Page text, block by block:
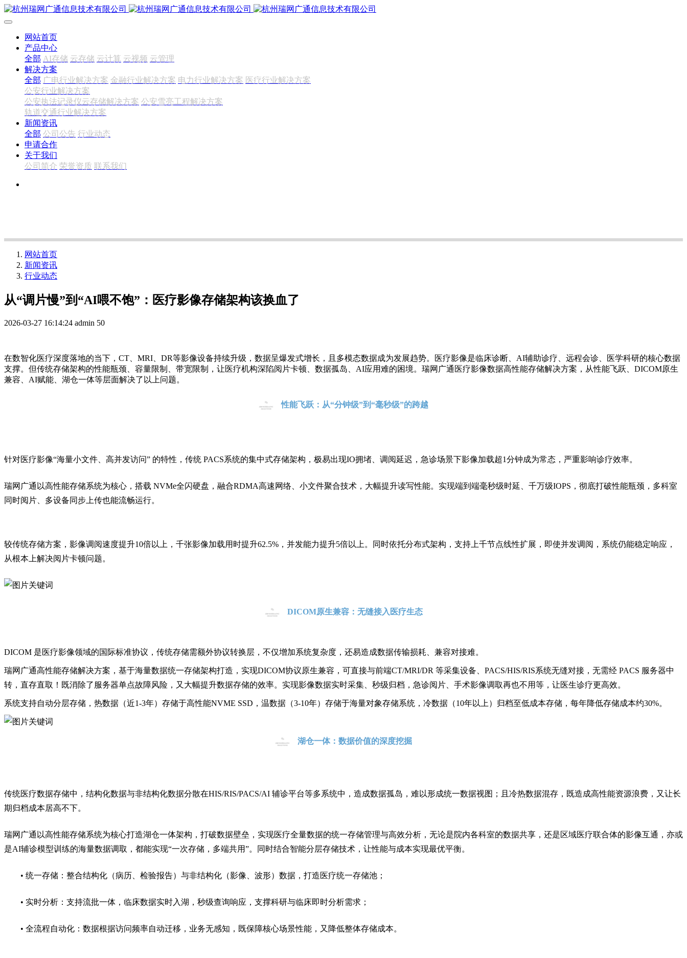
网站首页
产品中心
全部 AI存储 云存储 云计算 云视频 云管理
解决方案
全部 广电行业解决方案 金融行业解决方案 电力行业解决方案 医疗行业解决方案
公安行业解决方案
公安执法记录仪云存储解决方案 公安雪亮工程解决方案
轨道交通行业解决方案
新闻资讯
全部 公司公告 行业动态
申请合作
关于我们
公司简介 荣誉资质 联系我们
网站首页
新闻资讯
行业动态
从“调片慢”到“AI喂不饱”：医疗影像存储架构该换血了
2026-03-27 16:14:24 admin 50
在数智化医疗深度落地的当下， CT、MRI、DR等影像设备持续升级，数据呈爆发式增长 ， 且多模态数据成为发展趋势。 医疗影像是临床诊断、 AI辅助诊疗、远程会诊、医学科研的核心数据
支撑。但传统存储架构的性能瓶颈
容量限制、 带宽限制 ，让医疗机构深陷阅片卡顿、数据孤岛、 AI应用难的困境。瑞网广通医疗影像数据高性能存储解决方案，从性能飞跃、 DICOM原生
兼容、AI赋能、湖仓一体等层面解决了以上问题。
性能飞跃：从“分钟级”到“毫秒级”的跨越
针对医疗影像“海量小文件、高并发访问” 的特性， 传统 PACS系统的集中式存储架构，极易出现IO拥堵、调阅延迟，急诊场景下影像加载超1分钟成为常态，严重影响诊疗效率。
瑞网广通以高性能存储系统为核心，搭载 NVMe全闪硬盘，融合RDMA高速网络 、小文件聚合技术， 大幅提升读写性能。 实现端到端毫秒级时延、千万级IOPS ， 彻底打破性能瓶颈 ，多科室
同时阅片、多设备同步上传也能流畅运行。
较传统存储方案，影像调阅速度提升10倍以上，千张影像加载用时提升62.5%，并发能力提升5倍以上。
同时依托分布式架构，支持上千节点线性扩展，即使并发调阅，系统仍能稳定响应，
从根本上解决阅片卡顿问题。
DICOM原生兼容：无缝接入医疗生态
DICOM 是医疗影像领域的国际标准协议，传统存储需额外协议转换层，不仅增加系统复杂度，还易造成数据传输损耗、 兼容对接难。
瑞网广通高性能存储解决方案，基于海量数据统一存储架构打造，实现DICOM协议原生兼容， 可直接与前端CT/MRI/DR 等采集设备、PACS/HIS/RIS系统无缝对接，无需经 PACS 服务器中
转，直存直取！既消除了服务器单点故障风险， 又大幅提升数据存储的效率。 实现影像数据实时采集、秒级归档，急诊阅片、手术影像调取再也不用等，让医生诊疗更高效。
系统支持自动分层存储，热数据（近1-3年）存储于高性能NVME SSD，温数据（3-10年）存储于海量对象存储系统，冷数据（10年以上）归档至低成本存储，每年降低存储成本约30%。
湖仓一体：数据价值的深度挖掘
传统医疗数据存储中，结构化数据与非结构化数据分散在HIS/RIS/PACS/AI 辅诊平台等多系统中 ， 造成数据孤岛， 难以形成统一数据视图；且冷热数据混存，既造成高性能资源浪费，又让长
期归档成本居高不下。
瑞网广通以高性能存储系统为核心打造湖仓一体架构，打破数据壁垒，实现医疗全量数据的统一存储管理与高效分析， 无论是院内各科室的数据共享，还是区域医疗联合体的影像互通，亦或
是AI辅诊模型训练的海量数据调取，都能实现“一次存储，多端共用”。 同时结合智能分层存储技术，让性能与成本实现最优平衡。
• 统一存储：整合结构化（病历、检验报告）与非结构化（影像、波形）数据，打造医疗统一存储池；
• 实时分析：支持流批一体，临床数据实时入湖，秒级查询响应，支撑科研与临床即时分析需求；
• 全流程自动化：数据根据访问频率自动迁移，业务无感知，既保障核心场景性能，又降低整体存储成本。